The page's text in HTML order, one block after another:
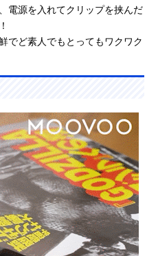
電源を入れてクリップを挟んだ
でど素人でもとってもワクワク